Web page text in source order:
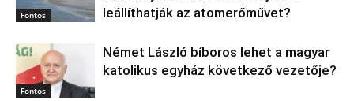
Fontos
leállíthatják az atomerőművet?
Fontos
Német László bíboros lehet a magyar
katolikus egyház következő vezetője?